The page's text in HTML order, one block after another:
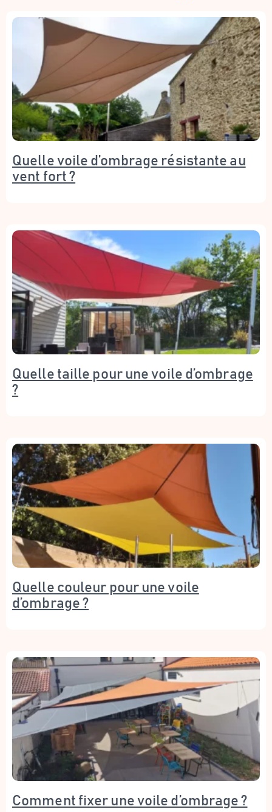
Quelle voile d’ombrage résistante au
vent fort ?
Quelle taille pour une voile d’ombrage
?
Quelle couleur pour une voile
d’ombrage ?
Comment fixer une voile d’ombrage ?